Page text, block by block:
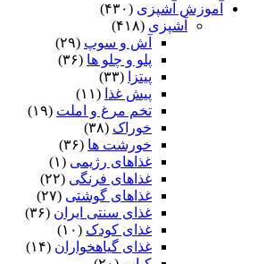
آموزش آشپزی (۴۳۰)
آشپزی (۴۱۸)
آش و سوپ (۲۹)
پلو و چلو ها (۳۶)
پیتزا
(۳۳)
پیش غذا (۱۱)
تخم مرغ و املت (۱۹)
خوراک (۳۸)
خورشت ها (۳۶)
غذاهای رژیمی (۱)
غذاهای فرنگی (۲۲)
غذاهای گوشتی (۲۷)
غذای سنتی ایران (۳۶)
غذای کودک (۱۰)
غذای گیاهخواران (۱۴)